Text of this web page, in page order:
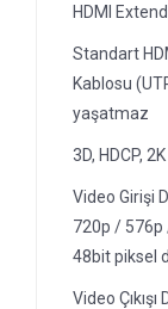
HDMI
Standart
Kablosu
yaşatmaz
3D, HDCP,
Video Girişi
720p / 576p
48bit piksel
Video